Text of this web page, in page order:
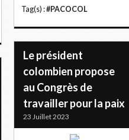
Tag(s) :#PACOCOL
Le président
colombien propose
au Congrès de
travailler pour la paix
23 Juillet 2023